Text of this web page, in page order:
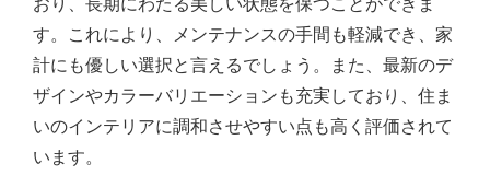
す。これにより、メンテナンスの手間も軽減でき、家
計にも優しい選択と言えるでしょう。また、最新のデ
ザインやカラーバリエーションも充実しており、住ま
いのインテリアに調和させやすい点も高く評価されて
います。